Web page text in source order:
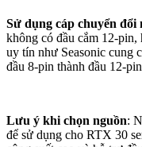
Sử dụng cáp chuyển đổi
không có đầu cắm 12-pin,
uy tín như Seasonic cung
đầu 8-pin thành đầu 12-
Lưu ý khi chọn nguồn:
để sử dụng cho RTX 30